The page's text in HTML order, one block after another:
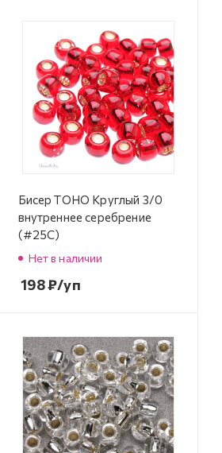
Бисер TOHO Круглый 3/0
внутреннее серебрение
(#25C)
Нет в наличии
198₽/уп